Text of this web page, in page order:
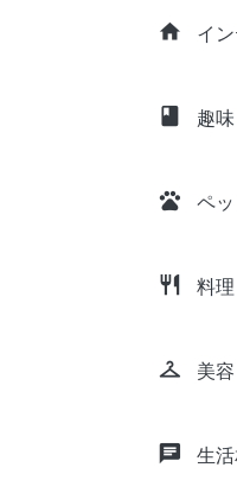
home イ
class 趣
pets ペッ
restaurant 料理
checkroom 美
chat 生